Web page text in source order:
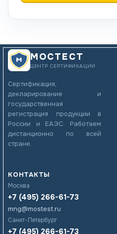
МОСТЕСТ
ЦЕНТР СЕРТИФИКАЦИИ
Сертификация,
декларирование и
государственная
регистрация продукции в
России и ЕАЭС. Работаем
дистанционно по всей
стране.
КОНТАКТЫ
Москва
+7 (495) 266-61-73
mng@mostest.ru
Санкт-Петербург
+7 (495) 266-61-73